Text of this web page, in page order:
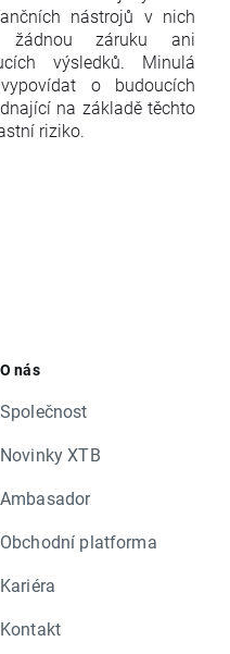
nástrojů v nich
žádnou záruku ani
výsledků. Minulá
o budoucích
na základě těchto
riziko.
O nás
Společnost
Novinky XTB
Ambasador
Obchodní platforma
Kariéra
Kontakt